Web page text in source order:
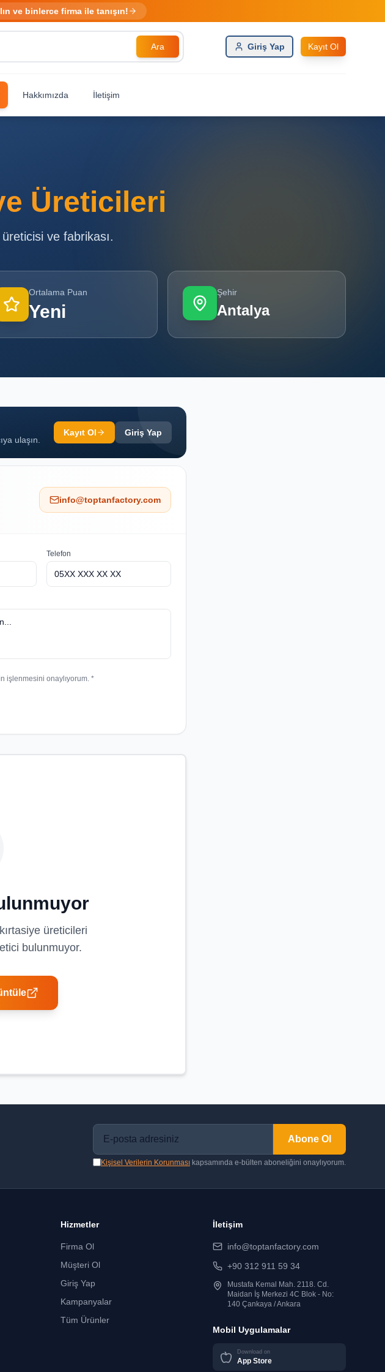
ve binlerce firma ile tanışın!
Ara Giriş Yap Kayıt Ol
Hakkımızda İletişim
Üreticileri
üreticisi ve fabrikası.
Ortalama Puan
Yeni
Şehir
Antalya
ulaşın.
Kayıt Ol Giriş Yap
info@toptanfactory.com
Telefon
işlenmesini onaylıyorum. *
üreticileri
bulunmuyor.
Abone Ol
Kişisel Verilerin Korunması kapsamında e-bülten aboneliğini onaylıyorum.
Hizmetler
Firma Ol
Müşteri Ol
Giriş Yap
Kampanyalar
Tüm Ürünler
İletişim
info@toptanfactory.com
+90 312 911 59 34
Mustafa Kemal Mah. 2118. Cd.
Maidan İş Merkezi 4C Blok - No:
140 Çankaya / Ankara
Mobil Uygulamalar
Download on
App Store